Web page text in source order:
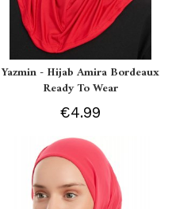
Yazmin - Hijab Amira Bordeaux
Ready To Wear
€4.99